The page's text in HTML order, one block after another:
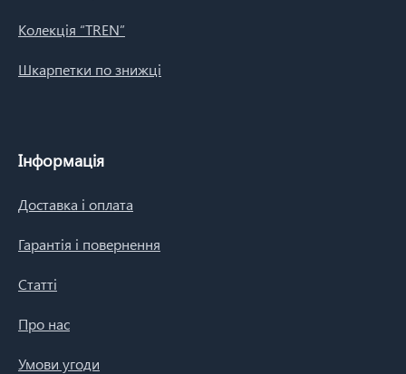
Колекція “TREN”
Шкарпетки по знижці
Інформація
Доставка і оплата
Гарантія і повернення
Статті
Про нас
Умови угоди